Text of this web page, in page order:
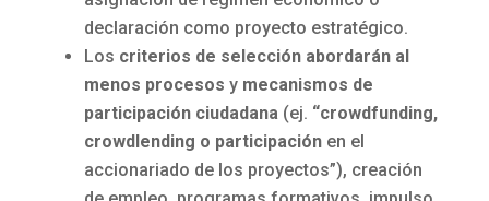
declaración como proyecto estratégico.
Los criterios de selección abordarán al
menos procesos y mecanismos de
participación ciudadana(ej. “crowdfunding,
crowdlending o participaciónen el
accionariado de los proyectos”), creación